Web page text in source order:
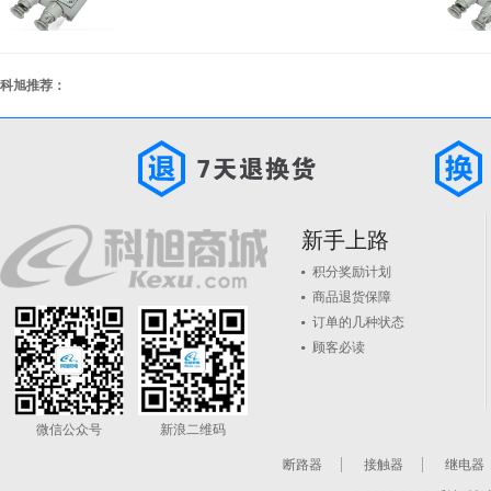
科旭推荐：
微信公众号 新浪二维码
新手上路
积分奖励计划
商品退货保障
订单的几种状态
顾客必读
断路器 接触器 继电器